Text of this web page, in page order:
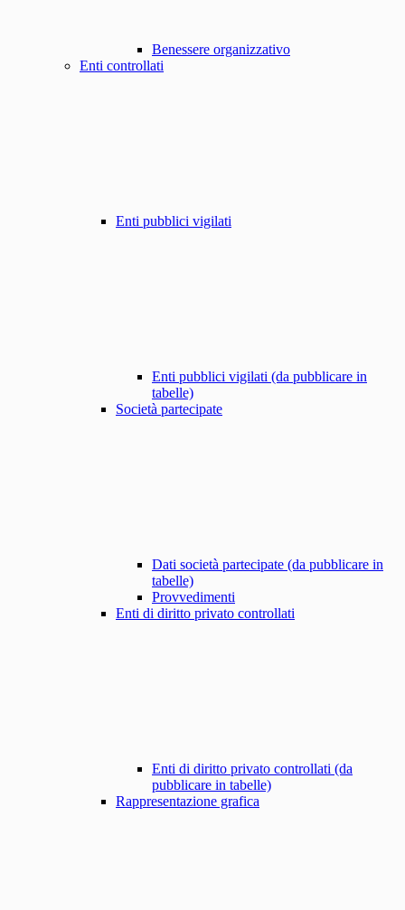
Benessere organizzativo
Enti controllati
Enti pubblici vigilati
Enti pubblici vigilati (da pubblicare in
tabelle)
Società partecipate
Dati società partecipate (da pubblicare in
tabelle)
Provvedimenti
Enti di diritto privato controllati
Enti di diritto privato controllati (da
pubblicare in tabelle)
Rappresentazione grafica